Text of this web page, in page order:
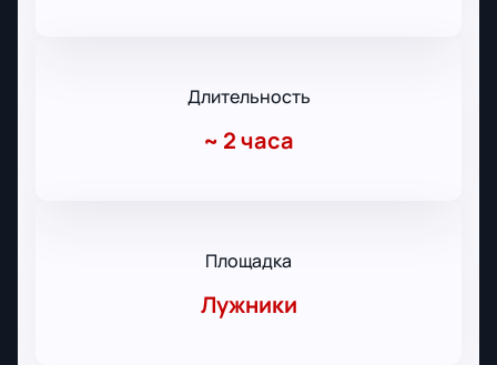
Длительность
~ 2 часа
Площадка
Лужники